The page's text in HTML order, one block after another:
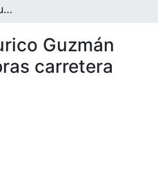
Gobernador Maurico Guzmán Cuevas visita obras carretera Ponorama
Guzmán
carretera